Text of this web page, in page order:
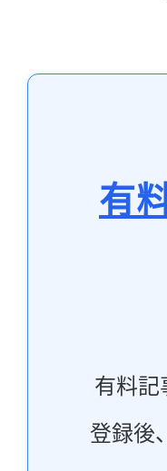
有
有料
登録後